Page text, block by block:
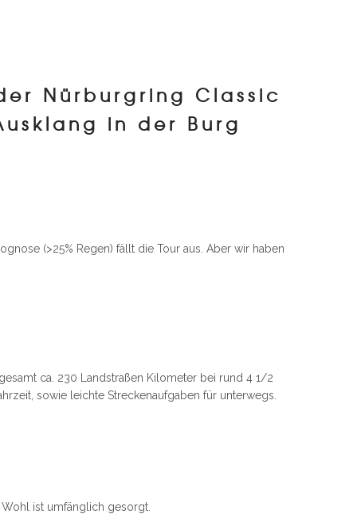
Nürburgring Classic
in der Burg
(>25% Regen) fällt die Tour aus. Aber wir haben
ca. 230 Landstraßen Kilometer bei rund 4 1/2
sowie leichte Streckenaufgaben für unterwegs.
ist umfänglich gesorgt.